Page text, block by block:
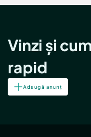
Vinzi și
rapid
Adaugă anunț